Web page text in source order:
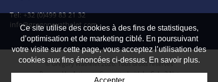
Tel: +32 (0)499 83 21 32
info@gregorywathelet.com
© Gregory Wathelet 2026. Tous droits réservés
Powered by Artionet-Generated with IceCube2.Net
Ce site utilise des cookies à des fins de statistiques,
d’optimisation et de marketing ciblé. En poursuivant
votre visite sur cette page, vous acceptez l’utilisation des
cookies aux fins énoncées ci-dessus. En savoir plus.
Accepter